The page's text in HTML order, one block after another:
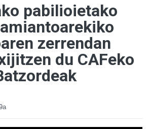
pabilioietako
zerrendan
du CAFeko